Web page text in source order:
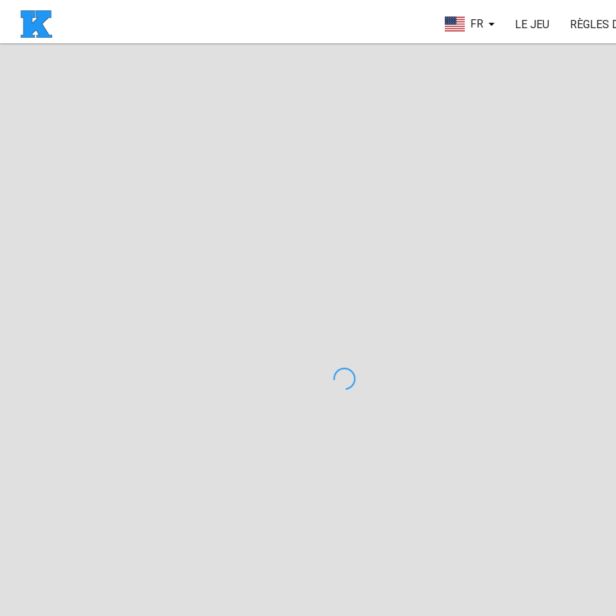
FR LE JEU RÈGLES